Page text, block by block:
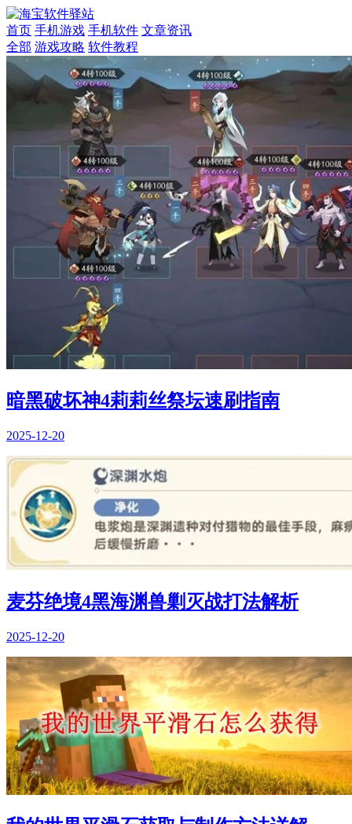
首页 手机游戏 手机软件 文章资讯
全部 游戏攻略 软件教程
暗黑破坏神4莉莉丝祭坛速刷指南
2025-12-20
麦芬绝境4黑海渊兽剿灭战打法解析
2025-12-20